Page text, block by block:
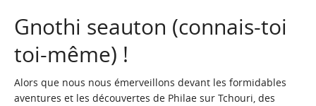
Gnothi seauton (connais-toi
toi-même) !
Alors que nous nous émerveillons devant les formidables
aventures et les découvertes de Philae sur Tchouri, des